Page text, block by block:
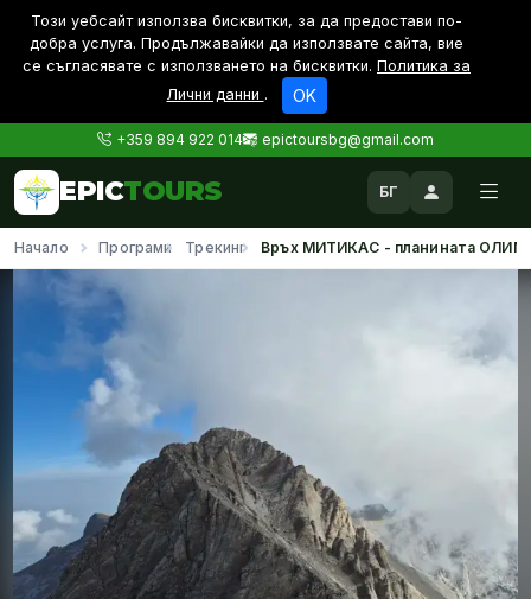
Този уебсайт използва бисквитки, за да предостави по-
дoбра услуга. Продължавайки да използвате сайта, вие
се съгласявате с използването на бисквитки. Политика за
Лични данни . OK
+359 894 922 014 epictoursbg@gmail.com
EPICTOURS БГ
Начало Програми Трекинг Връх МИТИКАС - планината